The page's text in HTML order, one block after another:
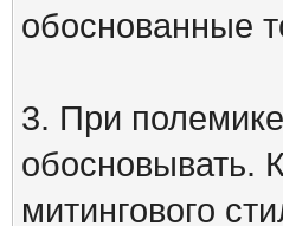
обоснованные
3. При
обосновывать.
митингового